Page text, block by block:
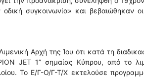
συγκοινωνία» και βεβαιώθηκαν οι
Αρχή της Ίου ότι κατά τη
JET 1” σημαίας Κύπρου, από το
Το Ε/Γ-Ο/Γ-Τ/Χ εκτελούσε